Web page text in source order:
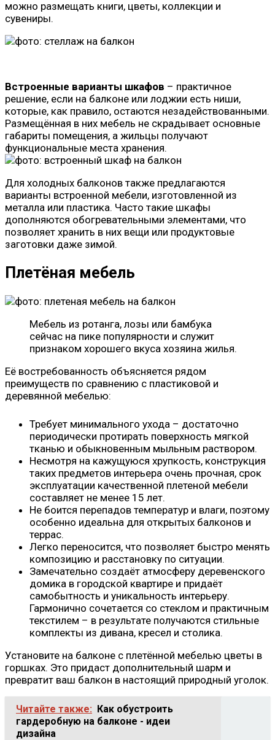
можно размещать книги, цветы, коллекции и
сувениры.
Встроенные варианты шкафов – практичное
решение, если на балконе или лоджии есть ниши,
которые, как правило, остаются незадействованными.
Размещённая в них мебель не скрадывает основные
габариты помещения, а жильцы получают
функциональные места хранения.
Для холодных балконов также предлагаются
варианты встроенной мебели, изготовленной из
металла или пластика. Часто такие шкафы
дополняются обогревательными элементами, что
позволяет хранить в них вещи или продуктовые
заготовки даже зимой.
Плетёная мебель
Мебель из ротанга, лозы или бамбука
сейчас на пике популярности и служит
признаком хорошего вкуса хозяина жилья.
Её востребованность объясняется рядом
преимуществ по сравнению с пластиковой и
деревянной мебелью:
Требует минимального ухода – достаточно
периодически протирать поверхность мягкой
тканью и обыкновенным мыльным раствором.
Несмотря на кажущуюся хрупкость, конструкция
таких предметов интерьера очень прочная, срок
эксплуатации качественной плетеной мебели
составляет не менее 15 лет.
Не боится перепадов температур и влаги, поэтому
особенно идеальна для открытых балконов и
террас.
Легко переносится, что позволяет быстро менять
композицию и расстановку по ситуации.
Замечательно создаёт атмосферу деревенского
домика в городской квартире и придаёт
самобытность и уникальность интерьеру.
Гармонично сочетается со стеклом и практичным
текстилем – в результате получаются стильные
комплекты из дивана, кресел и столика.
Установите на балконе с плетённой мебелью цветы в
горшках. Это придаст дополнительный шарм и
превратит ваш балкон в настоящий природный уголок.
Читайте также: Как обустроить
гардеробную на балконе - идеи
дизайна